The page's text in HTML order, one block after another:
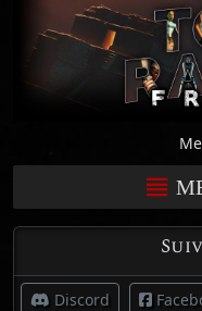
Discord